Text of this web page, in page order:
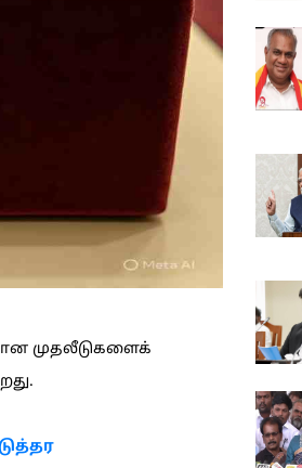
முதலீடுகளைக்